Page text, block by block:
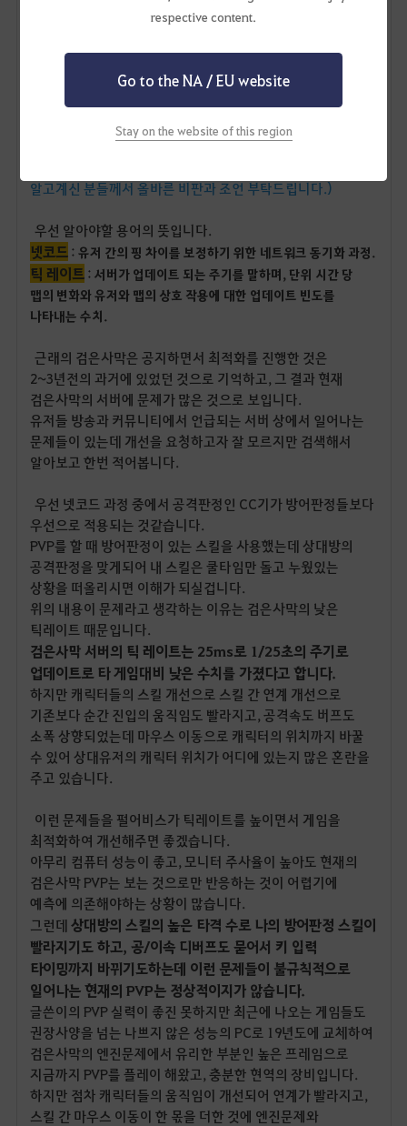
respective content.
Go to the NA / EU website
Stay on the website of this region
넷코드 판정과틱레이트 개선
(컴퓨터를 깊이 알지 못하는 글쓴이가 검은사막을 오래하면서
많은 문제들을 겪어보고 해당 내용들이 영향을 주는 것 같아
알고계신 분들께서 올바른 비판과 조언 부탁드립니다.)
우선 알아야할 용어의 뜻입니다.
넷코드: 유저 간의 핑 차이를 보정하기 위한 네트워크 동기화 과정.
틱 레이트: 서버가 업데이트 되는 주기를 말하며, 단위 시간 당
맵의 변화와 유저와 맵의 상호 작용에 대한 업데이트 빈도를
나타내는 수치.
근래의 검은사막은 공지하면서 최적화를 진행한 것은
2~3년전의 과거에 있었던 것으로 기억하고, 그 결과 현재
검은사막의 서버에 문제가 많은 것으로 보입니다.
유저들 방송과 커뮤니티에서 언급되는 서버 상에서 일어나는
문제들이 있는데 개선을 요청하고자 잘 모르지만 검색해서
알아보고 한번 적어봅니다.
우선 넷코드 과정 중에서 공격판정인 CC기가 방어판정들보다
우선으로 적용되는 것같습니다.
PVP를 할 때 방어판정이 있는 스킬을 사용했는데 상대방의
공격판정을 맞게되어 내 스킬은 쿨타임만 돌고 누웠있는
상황을 떠올리시면 이해가 되실겁니다.
위의 내용이 문제라고 생각하는 이유는 검은사막의 낮은
틱레이트 때문입니다.
검은사막 서버의 틱 레이트는 25ms로 1/25초의 주기로
업데이트로 타 게임대비 낮은 수치를 가졌다고 합니다.
하지만 캐릭터들의 스킬 개선으로 스킬 간 연계 개선으로
기존보다 순간 진입의 움직임도 빨라지고, 공격속도 버프도
소폭 상향되었는데 마우스 이동으로 캐릭터의 위치까지 바꿀
수 있어 상대유저의 캐릭터 위치가 어디에 있는지 많은 혼란을
주고 있습니다.
이런 문제들을 펄어비스가 틱레이트를 높이면서 게임을
최적화하여 개선해주면 좋겠습니다.
아무리 컴퓨터 성능이 좋고, 모니터 주사율이 높아도 현재의
검은사막 PVP는 보는 것으로만 반응하는 것이 어렵기에
예측에 의존해야하는 상황이 많습니다.
그런데 상대방의 스킬의 높은 타격 수로 나의 방어판정 스킬이
빨라지기도 하고, 공/이속 디버프도 묻어서 키 입력
타이밍까지 바뀌기도하는데 이런 문제들이 불규칙적으로
일어나는 현재의 PVP는 정상적이지가 않습니다.
글쓴이의 PVP 실력이 좋진 못하지만 최근에 나오는 게임들도
권장사양을 넘는 나쁘지 않은 성능의 PC로 19년도에 교체하여
검은사막의 엔진문제에서 유리한 부분인 높은 프레임으로
지금까지 PVP를 플레이 해왔고, 충분한 현역의 장비입니다.
하지만 점차 캐릭터들의 움직임이 개선되어 연계가 빨라지고,
스킬 간 마우스 이동이 한 몫을 더한 것에 엔진문제와